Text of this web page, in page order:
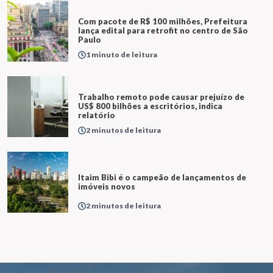
Com pacote de R$ 100 milhões, Prefeitura
lança edital para retrofit no centro de São
Paulo
1 minuto de leitura
Trabalho remoto pode causar prejuízo de
US$ 800 bilhões a escritórios, indica
relatório
2 minutos de leitura
Itaim Bibi é o campeão de lançamentos de
imóveis novos
2 minutos de leitura